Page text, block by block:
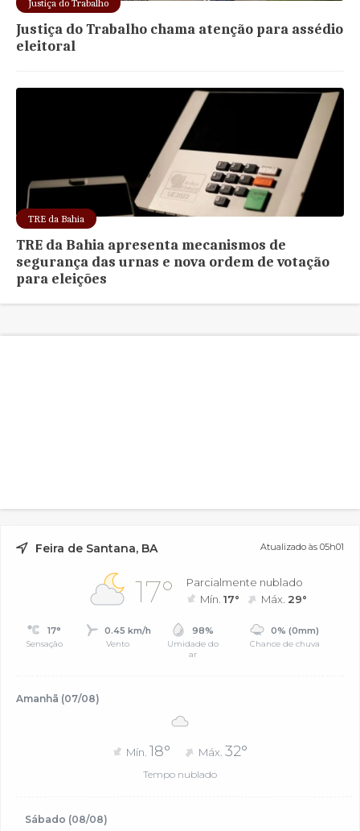
Justiça do Trabalho
Justiça do Trabalho chama atenção para assédio
eleitoral
TRE da Bahia
TRE da Bahia apresenta mecanismos de
segurança das urnas e nova ordem de votação
para eleições
Feira de Santana, BA Atualizado às 05h01
17°
Parcialmente nublado
Mín.17° Máx. 29°
17°
Sensação
0.45 km/h
Vento
98%
Umidade do
ar
0% (0mm)
Chance de chuva
Amanhã (07/08)
Mín. 18° Máx. 32°
Tempo nublado
Sábado (08/08)